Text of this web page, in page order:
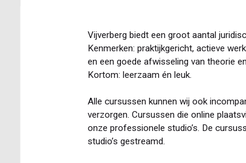
Vijverberg biedt een groot aantal
Kenmerken: praktijkgericht, actieve
en een goede afwisseling van theorie
Kortom: leerzaam én leuk.
Alle cursussen kunnen wij ook
verzorgen. Cursussen die online
onze professionele studio’s. De
studio’s gestreamd.